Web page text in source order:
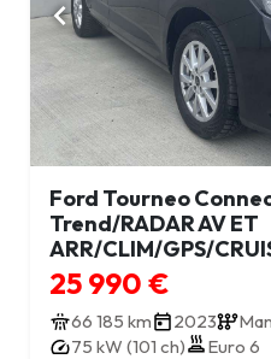
Ford Tourneo
Trend/RADAR AV ET
ARR/CLIM/GPS/
25 990 €
66 185 km 2023
75 kW (101 ch)
Euro 6